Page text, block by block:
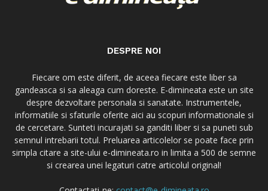
DESPRE NOI
Fiecare om este diferit, de aceea fiecare este liber sa
gandeasca si sa aleaga cum doreste. E-dimineata este un site
despre dezvoltare personala si sanatate. Instrumentele,
informatiile si sfaturile oferite aici au scopuri informationale si
de cercetare. Sunteti incurajati sa ganditi liber si sa puneti sub
semnul intrebarii totul. Preluarea articolelor se poate face prin
simpla citare a site-ului e-dimineata.ro in limita a 500 de semne
si crearea unei legaturi catre articolul original!